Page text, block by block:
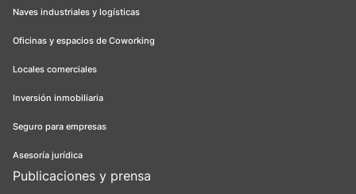
Naves industriales y logísticas
Oficinas y espacios de Coworking
Locales comerciales
Inversión inmobiliaria
Seguro para empresas
Asesoría jurídica
Publicaciones y prensa